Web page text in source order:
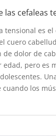
las cefaleas
tensional es
cuero
de dolor de
edad, pero es
cuando los